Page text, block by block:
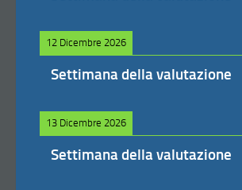
12 Dicembre 2026
Settimana della valutazione
13 Dicembre 2026
Settimana della valutazione